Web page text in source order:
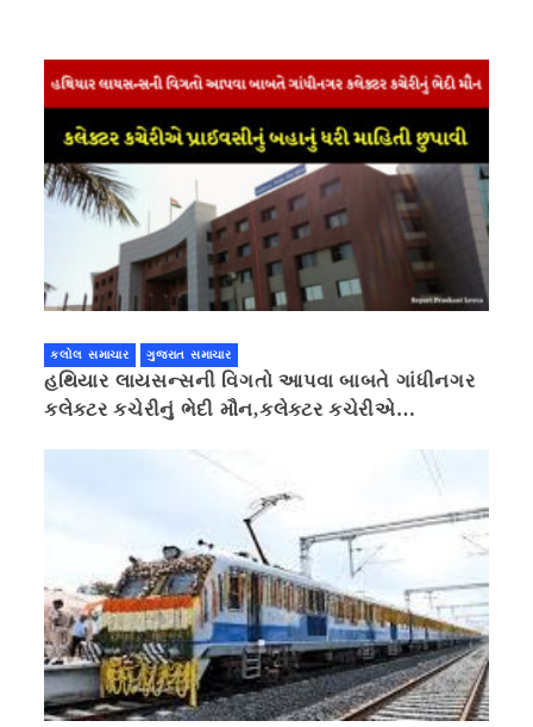
કલોલ સમાચાર ગુજરાત સમાચાર
હથિયાર લાયસન્સની વિગતો આપવા બાબતે ગાંધીનગર
કલેક્ટર કચેરીનું ભેદી મૌન,કલેક્ટર કચેરીએ